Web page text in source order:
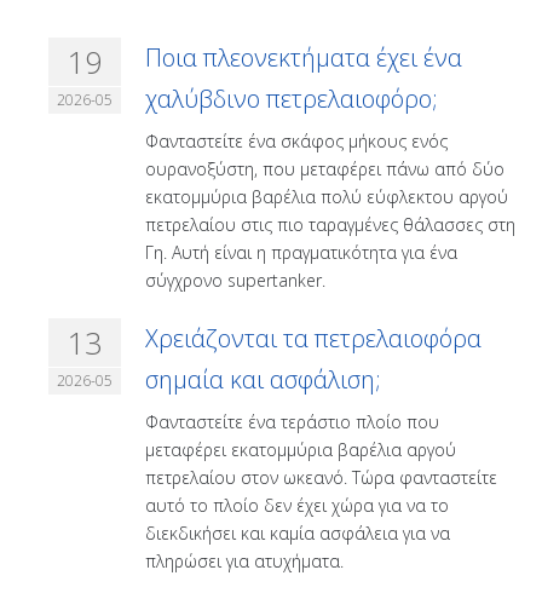
19
2026-05
Ποια πλεονεκτήματα έχει ένα
χαλύβδινο πετρελαιοφόρο;
Φανταστείτε ένα σκάφος μήκους ενός
ουρανοξύστη, που μεταφέρει πάνω από δύο
εκατομμύρια βαρέλια πολύ εύφλεκτου αργού
πετρελαίου στις πιο ταραγμένες θάλασσες στη
Γη. Αυτή είναι η πραγματικότητα για ένα
σύγχρονο supertanker.
13
2026-05
Χρειάζονται τα πετρελαιοφόρα
σημαία και ασφάλιση;
Φανταστείτε ένα τεράστιο πλοίο που
μεταφέρει εκατομμύρια βαρέλια αργού
πετρελαίου στον ωκεανό. Τώρα φανταστείτε
αυτό το πλοίο δεν έχει χώρα για να το
διεκδικήσει και καμία ασφάλεια για να
πληρώσει για ατυχήματα.